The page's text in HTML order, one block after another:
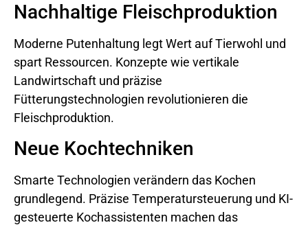
Nachhaltige Fleischproduktion
Moderne Putenhaltung legt Wert auf Tierwohl und
spart Ressourcen. Konzepte wie vertikale
Landwirtschaft und präzise
Fütterungstechnologien revolutionieren die
Fleischproduktion.
Neue Kochtechniken
Smarte Technologien verändern das Kochen
grundlegend. Präzise Temperatursteuerung und KI-
gesteuerte Kochassistenten machen das